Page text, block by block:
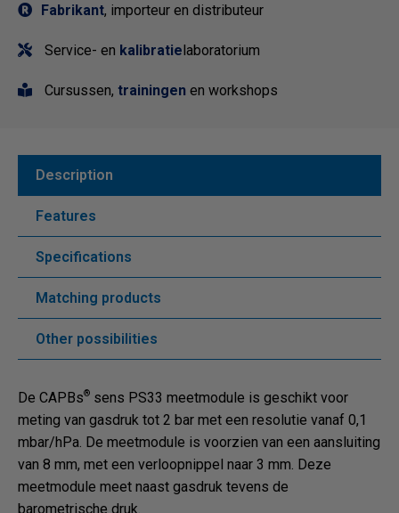
Fabrikant, importeur en distributeur
Service- en kalibratielaboratorium
Cursussen, trainingen en workshops
Description
Features
Specifications
Matching products
Other possibilities
De CAPBs® sens PS33 meetmodule is geschikt voor
meting van gasdruk tot 2 bar met een resolutie vanaf 0,1
mbar/hPa. De meetmodule is voorzien van een aansluiting
van 8 mm, met een verloopnippel naar 3 mm. Deze
meetmodule meet naast gasdruk tevens de
barometrische druk.